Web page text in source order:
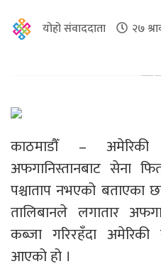
योहो संवाददाता २७
काठमाडौँ – अमेरिकी
अफगानिस्तानबाट सेना
पश्चाताप नभएको बताएका
तालिबानले लगातार
कब्जा गरिरहँदा अमेरिकी
आएको हो ।